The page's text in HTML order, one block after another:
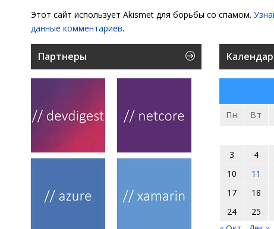
Этот сайт использует Akismet для борьбы со спамом.
данные комментариев.
Партнеры
Пн Вт
3
4
10
11
17
18
24
25